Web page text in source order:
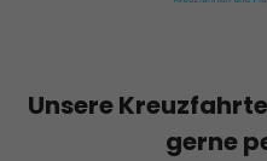
Unsere
gerne